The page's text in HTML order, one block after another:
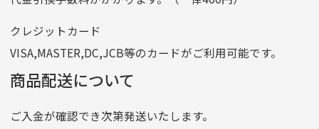
他銀行から
店名
四七八（読みヨンナナハチ）
店番
478
預金種目
普通預金
クレジットカード
VISA,MASTER,DC,JCB等のカードがご利用可能です。
商品配送について
ご入金が確認でき次第発送いたします。